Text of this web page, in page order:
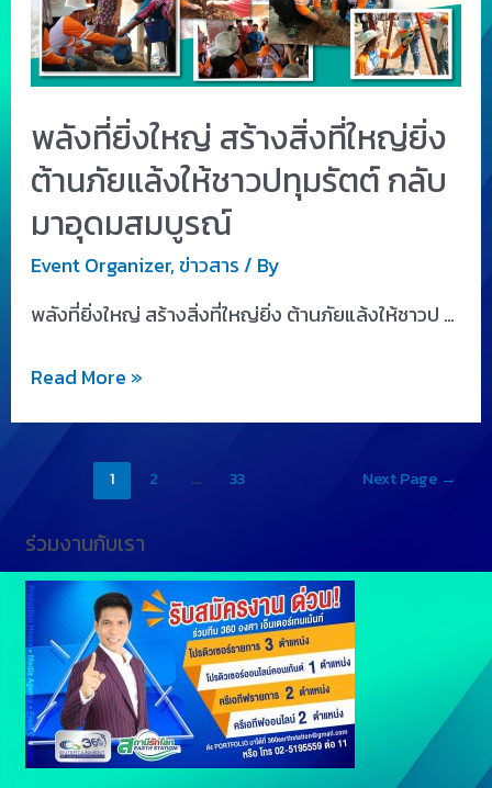
พลังที่ยิ่งใหญ่ สร้างสิ่งที่ใหญ่ยิ่ง
ต้านภัยแล้งให้ชาวปทุมรัตต์ กลับ
มาอุดมสมบูรณ์
Event Organizer,ข่าวสาร / By
พลังที่ยิ่งใหญ่ สร้างสิ่งที่ใหญ่ยิ่ง ต้านภัยแล้งให้ชาวป …
Read More »
1 2 … 33 Next Page →
ร่วมงานกับเรา